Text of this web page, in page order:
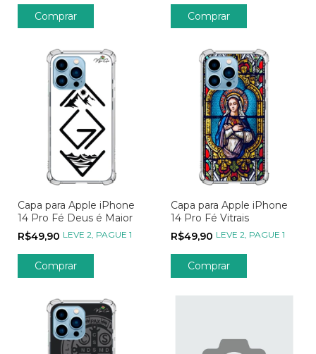
Comprar Comprar
Capa para Apple iPhone
14 Pro Fé Deus é Maior
R$49,90 LEVE 2, PAGUE 1
Comprar
Capa para Apple iPhone
14 Pro Fé Vitrais
R$49,90 LEVE 2, PAGUE 1
Comprar